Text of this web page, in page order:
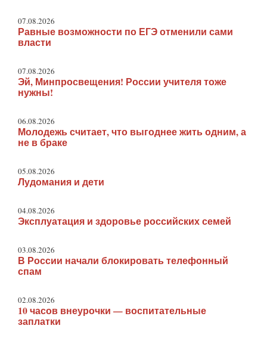
07.08.2026
Равные возможности по ЕГЭ отменили сами
власти
07.08.2026
Эй, Минпросвещения! России учителя тоже
нужны!
06.08.2026
Молодежь считает, что выгоднее жить одним, а
не в браке
05.08.2026
Лудомания и дети
04.08.2026
Эксплуатация и здоровье российских семей
03.08.2026
В России начали блокировать телефонный
спам
02.08.2026
10 часов внеурочки — воспитательные
заплатки